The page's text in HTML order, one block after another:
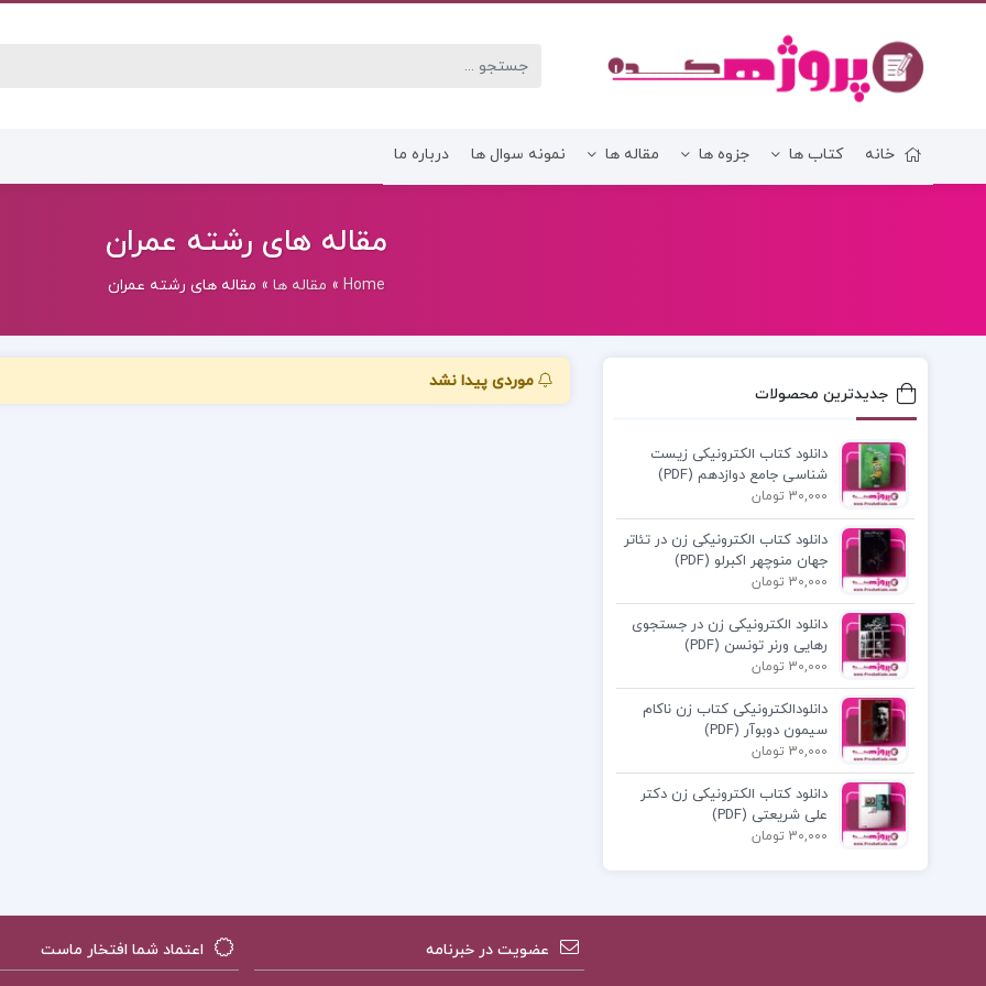
خانه کتاب ها
کتاب رشته انسانی
جزوه ها مقاله ها نمونه سوال ها درباره ما
مقاله های رشته عمران
Home
» مقاله ها » مقاله های رشته عمران
موردی پیدا نشد
جدیدترین محصولات
دانلود کتاب الکترونیکی زیست
شناسی جامع دوازدهم (PDF)
30,000 تومان
دانلود کتاب الکترونیکی زن در تئاتر
جهان منوچهر اکبرلو (PDF)
30,000 تومان
دانلود الکترونیکی زن در جستجوی
رهایی ورنر تونسن (PDF)
30,000 تومان
دانلودالکترونیکی کتاب زن ناکام
سیمون دوبوآر (PDF)
30,000 تومان
دانلود کتاب الکترونیکی زن دکتر
علی شریعتی (PDF)
30,000 تومان
عضویت در خبرنامه اعتماد شما افتخار ماست